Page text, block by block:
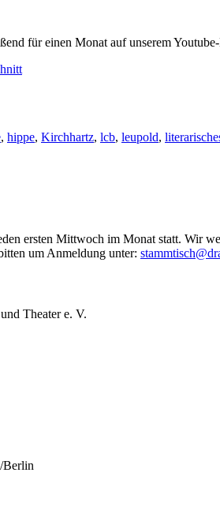
für einen Monat auf unserem
, hippe, Kirchhartz, lcb, leupold,
ersten Mittwoch im Monat statt. Wir
um Anmeldung unter:
Theater e. V.
Berlin